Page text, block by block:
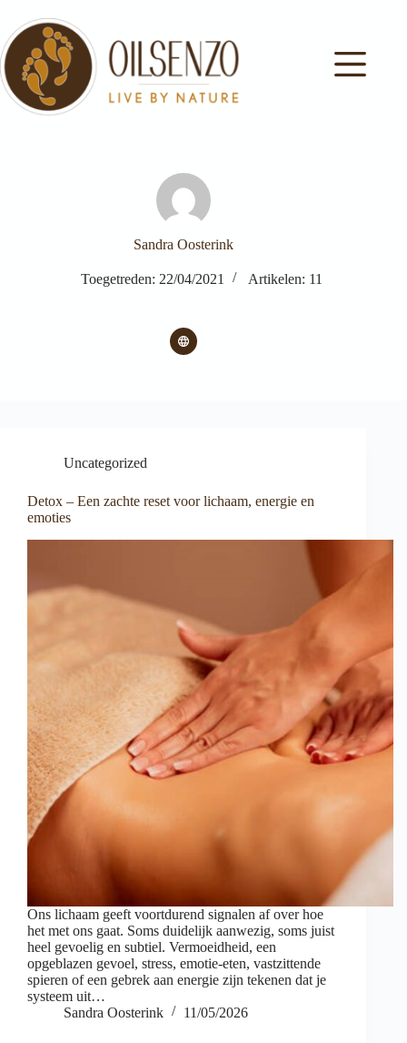
naar
de
inhoud
Sandra Oosterink
Toegetreden: 22/04/2021 Artikelen: 11
Uncategorized
Detox – Een zachte reset voor lichaam, energie en
emoties
Ons lichaam geeft voortdurend signalen af over hoe
het met ons gaat. Soms duidelijk aanwezig, soms juist
heel gevoelig en subtiel. Vermoeidheid, een
opgeblazen gevoel, stress, emotie‑eten, vastzittende
spieren of een gebrek aan energie zijn tekenen dat je
systeem uit…
Sandra Oosterink
11/05/2026